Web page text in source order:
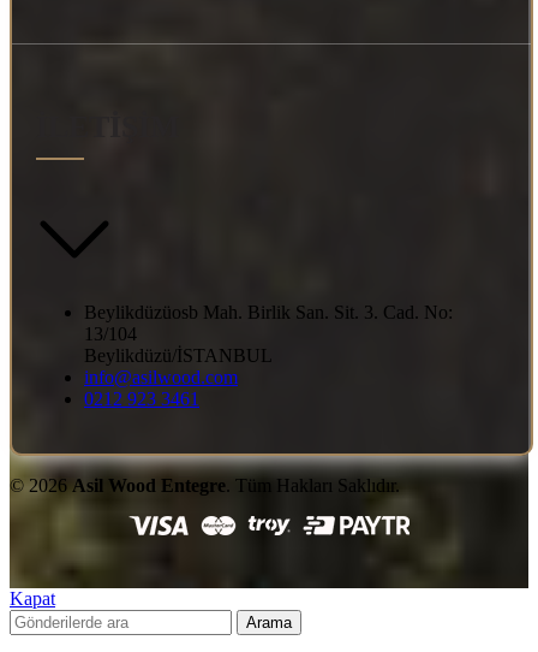
Beylikdüzüosb Mah. Birlik San. Sit. 3. Cad. No:
13/104
Beylikdüzü/İSTANBUL
info@asilwood.com
0212 923 3461
© 2026 Asil Wood Entegre. Tüm Hakları Saklıdır.
Kapat
Arama